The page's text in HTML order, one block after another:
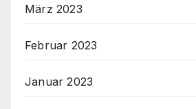
März 2023
Februar 2023
Januar 2023